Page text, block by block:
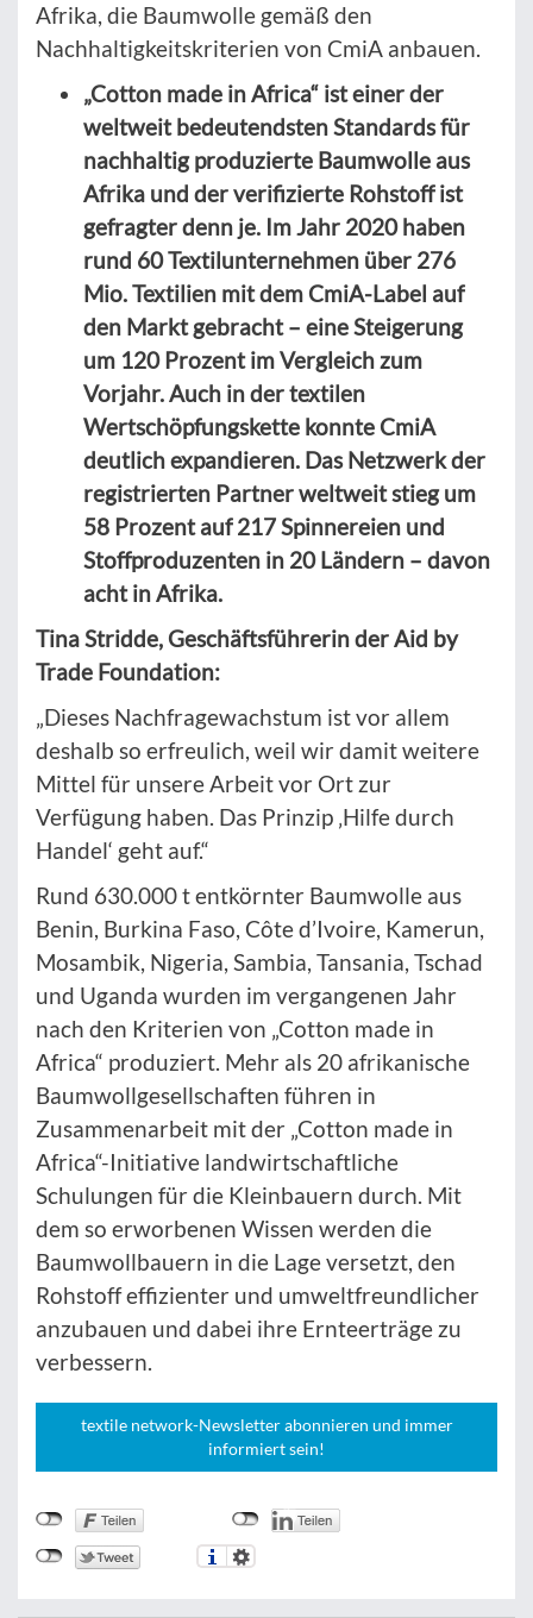
Afrika, die Baumwolle gemäß den
Nachhaltigkeitskriterien von CmiA anbauen.
„Cotton made in Africa“ ist einer der
weltweit bedeutendsten Standards für
nachhaltig produzierte Baumwolle aus
Afrika und der verifizierte Rohstoff ist
gefragter denn je. Im Jahr 2020 haben
rund 60 Textilunternehmen über 276
Mio. Textilien mit dem CmiA-Label auf
den Markt gebracht – eine Steigerung
um 120 Prozent im Vergleich zum
Vorjahr. Auch in der textilen
Wertschöpfungskette konnte CmiA
deutlich expandieren. Das Netzwerk der
registrierten Partner weltweit stieg um
58 Prozent auf 217 Spinnereien und
Stoffproduzenten in 20 Ländern – davon
acht in Afrika.
Tina Stridde, Geschäftsführerin der Aid by
Trade Foundation:
„Dieses Nachfragewachstum ist vor allem
deshalb so erfreulich, weil wir damit weitere
Mittel für unsere Arbeit vor Ort zur
Verfügung haben. Das Prinzip ‚Hilfe durch
Handel‘ geht auf.“
Rund 630.000 t entkörnter Baumwolle aus
Benin, Burkina Faso, Côte d’Ivoire, Kamerun,
Mosambik, Nigeria, Sambia, Tansania, Tschad
und Uganda wurden im vergangenen Jahr
nach den Kriterien von „Cotton made in
Africa“ produziert. Mehr als 20 afrikanische
Baumwollgesellschaften führen in
Zusammenarbeit mit der „Cotton made in
Africa“-Initiative landwirtschaftliche
Schulungen für die Kleinbauern durch. Mit
dem so erworbenen Wissen werden die
Baumwollbauern in die Lage versetzt, den
Rohstoff effizienter und umweltfreundlicher
anzubauen und dabei ihre Ernteerträge zu
verbessern.
textile network-Newsletter abonnieren und immer
informiert sein!